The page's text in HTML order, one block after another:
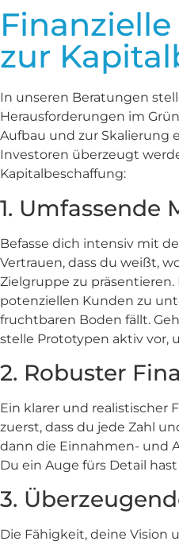
zur
In unseren Beratungen
Herausforderungen im
Aufbau und zur Skalierung
Investoren überzeugt
Kapitalbeschaffung:
1. Umfassende
Befasse dich intensiv mit
Vertrauen, dass du weißt,
Zielgruppe zu
potenziellen Kunden zu
fruchtbaren Boden fällt.
stelle Prototypen aktiv vor,
2. Robuster
Ein klarer und realistischer
zuerst, dass du jede Zahl
dann die Einnahmen- und
Du ein Auge fürs Detail
3.
Die Fähigkeit, deine Vision